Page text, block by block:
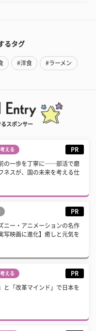
るタグ
#洋食 #ラーメン
スポンサー
える PR
前の一歩を丁寧に──部活で磨
ネスが、国の未来を考える仕
PR
ニー・アニメーションの名作
写映画に進化】癒しと元気を
える PR
と「改革マインド」で日本を